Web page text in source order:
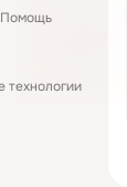
Помощь
технологии